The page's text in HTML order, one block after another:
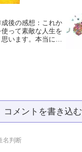
後の感想：これか
って素敵な人生を
います。本当にあ
コメントを書き込む
名判断